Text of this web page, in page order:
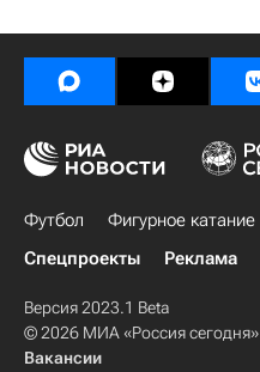
Футбол Фигурное катание
Спецпроекты
Реклама
Версия 2023.1 Beta
© 2026 МИА «Россия сегодня»
Вакансии